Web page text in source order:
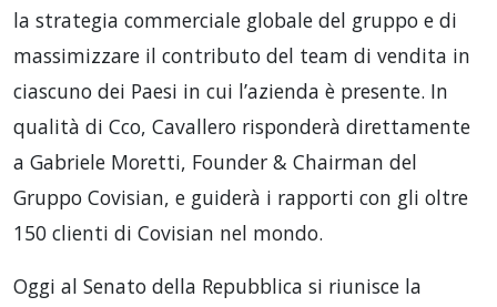
la strategia commerciale globale del gruppo e di
massimizzare il contributo del team di vendita in
ciascuno dei Paesi in cui l’azienda è presente. In
qualità di Cco, Cavallero risponderà direttamente
a Gabriele Moretti, Founder & Chairman del
Gruppo Covisian, e guiderà i rapporti con gli oltre
150 clienti di Covisian nel mondo.
Oggi al Senato della Repubblica si riunisce la